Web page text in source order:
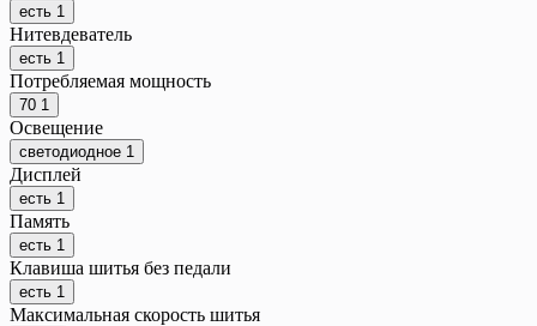
есть 1
Нитевдеватель
есть 1
Потребляемая мощность
70 1
Освещение
светодиодное 1
Дисплей
есть 1
Память
есть 1
Клавиша шитья без педали
есть 1
Максимальная скорость шитья